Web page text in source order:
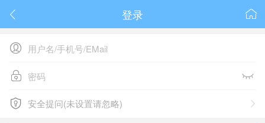
 
登录

 
 
安全提问(未设置请忽略)